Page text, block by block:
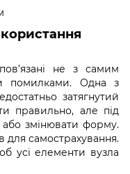
не з самим
помилками. Одна з
затягнутий
правильно, але під
змінювати форму.
для самострахування.
усі елементи вузла